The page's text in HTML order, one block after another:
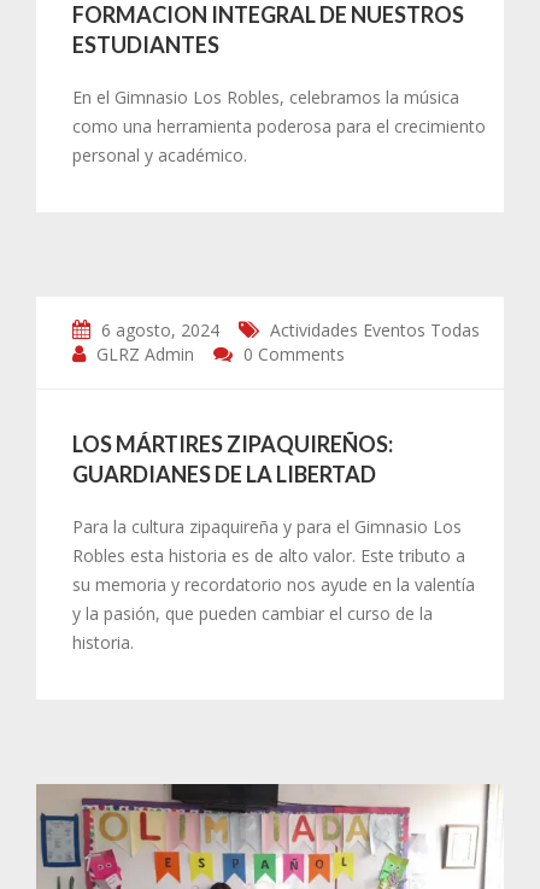
FORMACION INTEGRAL DE NUESTROS
ESTUDIANTES
En el Gimnasio Los Robles, celebramos la música
como una herramienta poderosa para el crecimiento
personal y académico.
6 agosto, 2024 Actividades Eventos Todas
GLRZ Admin
0 Comments
LOS MÁRTIRES ZIPAQUIREÑOS:
GUARDIANES DE LA LIBERTAD
Para la cultura zipaquireña y para el Gimnasio Los
Robles esta historia es de alto valor. Este tributo a
su memoria y recordatorio nos ayude en la valentía
y la pasión, que pueden cambiar el curso de la
historia.